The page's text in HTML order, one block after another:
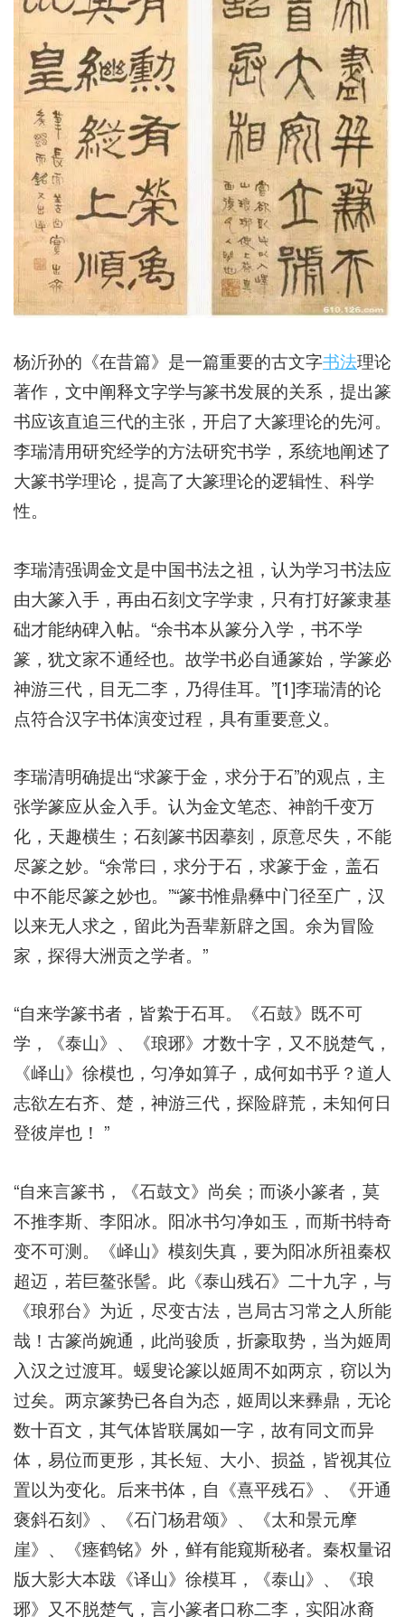
杨沂孙的《在昔篇》是一篇重要的古文字书法理论
著作，文中阐释文字学与篆书发展的关系，提出篆
书应该直追三代的主张，开启了大篆理论的先河。
李瑞清用研究经学的方法研究书学，系统地阐述了
大篆书学理论，提高了大篆理论的逻辑性、科学
性。
李瑞清强调金文是中国书法之祖，认为学习书法应
由大篆入手，再由石刻文字学隶，只有打好篆隶基
础才能纳碑入帖。“余书本从篆分入学，书不学
篆，犹文家不通经也。故学书必自通篆始，学篆必
神游三代，目无二李，乃得佳耳。”[1]李瑞清的论
点符合汉字书体演变过程，具有重要意义。
李瑞清明确提出“求篆于金，求分于石”的观点，主
张学篆应从金入手。认为金文笔态、神韵千变万
化，天趣横生；石刻篆书因摹刻，原意尽失，不能
尽篆之妙。“余常曰，求分于石，求篆于金，盖石
中不能尽篆之妙也。”“篆书惟鼎彝中门径至广，汉
以来无人求之，留此为吾辈新辟之国。余为冒险
家，探得大洲贡之学者。”
“自来学篆书者，皆絷于石耳。《石鼓》既不可
学，《泰山》、《琅琊》才数十字，又不脱楚气，
《峄山》徐模也，匀净如算子，成何如书乎？道人
志欲左右齐、楚，神游三代，探险辟荒，未知何日
登彼岸也！ ”
“自来言篆书，《石鼓文》尚矣；而谈小篆者，莫
不推李斯、李阳冰。阳冰书匀净如玉，而斯书特奇
变不可测。《峄山》模刻失真，要为阳冰所祖秦权
超迈，若巨鳌张髻。此《泰山残石》二十九字，与
《琅邪台》为近，尽变古法，岂局古习常之人所能
哉！古篆尚婉通，此尚骏质，折豪取势，当为姬周
入汉之过渡耳。蝯叟论篆以姬周不如两京，窃以为
过矣。两京篆势已各自为态，姬周以来彞鼎，无论
数十百文，其气体皆联属如一字，故有同文而异
体，易位而更形，其长短、大小、损益，皆视其位
置以为变化。后来书体，自《熹平残石》、《开通
褒斜石刻》、《石门杨君颂》、《太和景元摩
崖》、《瘗鹤铭》外，鲜有能窥斯秘者。秦权量诏
版大影大本跋《译山》徐模耳，《泰山》、《琅
琊》又不脱楚气，言小篆者口称二李，实阳冰裔